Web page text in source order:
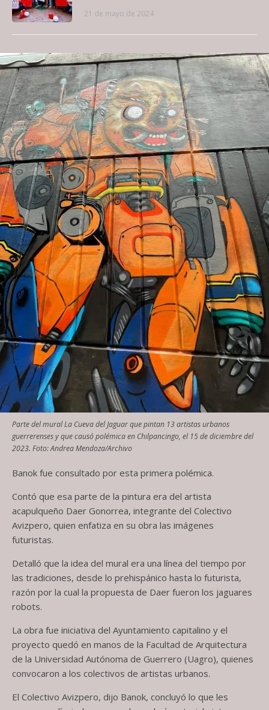
21 de mayo de 2024
Parte del mural La Cueva del Jaguar que pintan 13 artistas urbanos
guerrerenses y que causó polémica en Chilpancingo, el 15 de diciembre del
2023. Foto: Andrea Mendoza/Archivo
Banok fue consultado por esta primera polémica.
Contó que esa parte de la pintura era del artista
acapulqueño Daer Gonorrea, integrante del Colectivo
Avizpero, quien enfatiza en su obra las imágenes
futuristas.
Detalló que la idea del mural era una línea del tiempo por
las tradiciones, desde lo prehispánico hasta lo futurista,
razón por la cual la propuesta de Daer fueron los jaguares
robots.
La obra fue iniciativa del Ayuntamiento capitalino y el
proyecto quedó en manos de la Facultad de Arquitectura
de la Universidad Autónoma de Guerrero (Uagro), quienes
convocaron a los colectivos de artistas urbanos.
El Colectivo Avizpero, dijo Banok, concluyó lo que les